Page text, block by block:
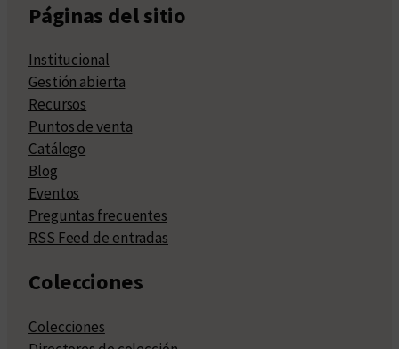
Páginas del sitio
Institucional
Gestión abierta
Recursos
Puntos de venta
Catálogo
Blog
Eventos
Preguntas frecuentes
RSS Feed de entradas
Colecciones
Colecciones